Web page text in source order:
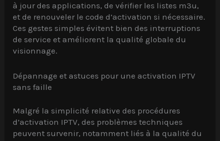
à jour des applications, de vérifier les listes m3u,
et de renouveler le code d’activation si nécessaire.
Ces gestes simples évitent bien des interruptions
de service et améliorent la qualité globale du
visionnage.
Dépannage et astuces pour une activation IPTV
sans faille
Malgré la simplicité relative des procédures
d’activation IPTV, des problèmes techniques
peuvent survenir, notamment liés à la qualité du